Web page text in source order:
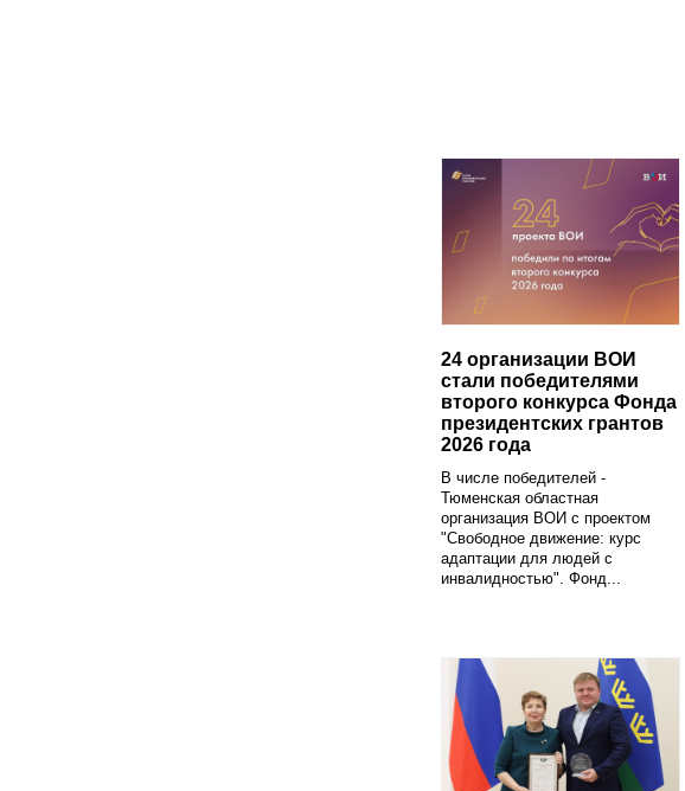
24 организации ВОИ
стали победителями
второго конкурса Фонда
президентских грантов
2026 года
В числе победителей -
Тюменская областная
организация ВОИ с проектом
"Свободное движение: курс
адаптации для людей с
инвалидностью". Фонд...